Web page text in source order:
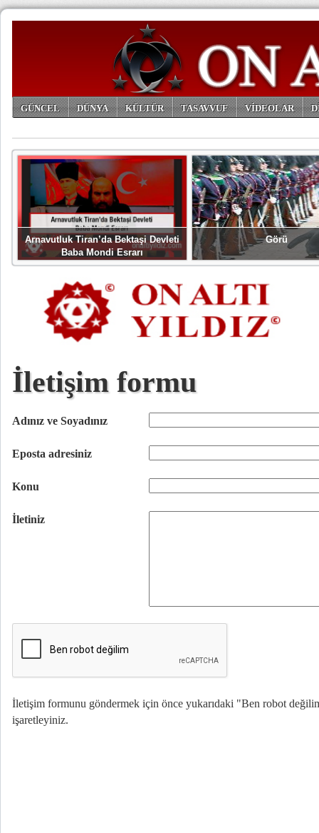
GÜNCEL DÜNYA KÜLTÜR TASAVVUF VİDEOLAR
Arnavutluk Tiran’da Bektaşi Devleti
Baba Mondi Esrarı
Görü
İletişim formu
Adınız ve Soyadınız
Eposta adresiniz
Konu
İletiniz
İletişim formunu göndermek için önce yukarıdaki "Ben robot
işaretleyiniz.